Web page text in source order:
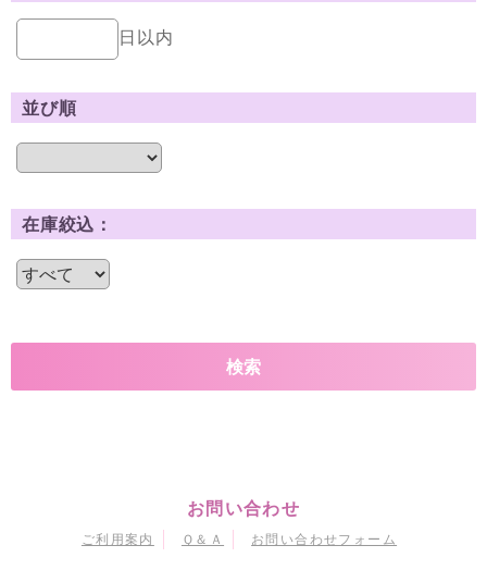
日以内
並び順
在庫絞込：
お問い合わせ
ご利用案内 Ｑ＆Ａ お問い合わせフォーム